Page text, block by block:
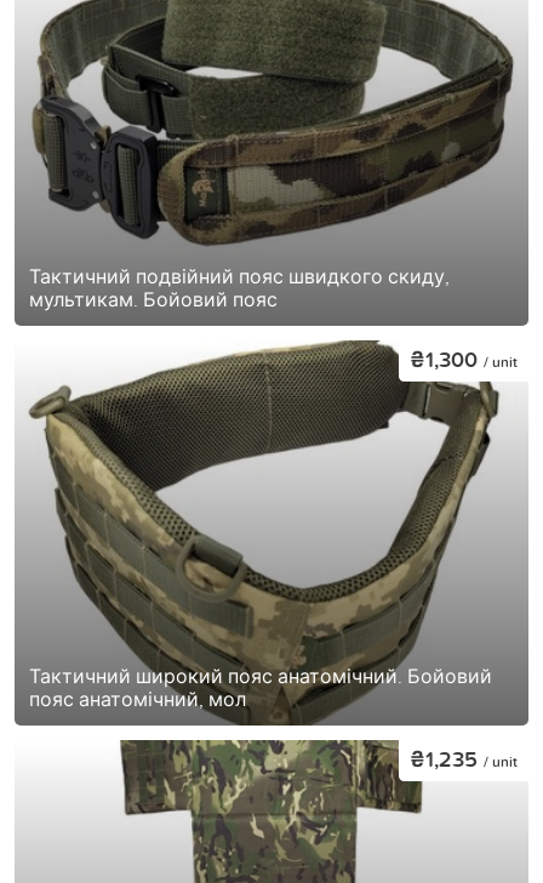
Тактичний подвійний пояс швидкого скиду,
мультикам. Бойовий пояс
Тактичний широкий пояс анатомічний. Бойовий
пояс анатомічний, мол
₴1,300 / unit
₴1,235 / unit